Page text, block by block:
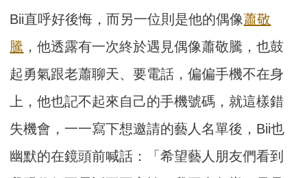
Bii直呼好後悔，而另一位則是他的偶像蕭敬
騰 ，他透露有一次終於遇見偶像蕭敬騰，也鼓
起勇氣跟老蕭聊天、要電話，偏偏手機不在身
上，他也記不起來自己的手機號碼，就這樣錯
失機會，一一寫下想邀請的藝人名單後，Bii也
幽默的在鏡頭前喊話：「希望藝人朋友們看到